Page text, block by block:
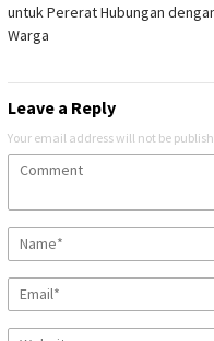
untuk Pererat Hubungan
Warga
Leave a Reply
Your email address will not be